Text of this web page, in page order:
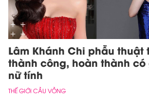
Lâm Khánh Chi phẫu thuật
thành công, hoàn thành
nữ tính
THẾ GIỚI CẦU VỒNG